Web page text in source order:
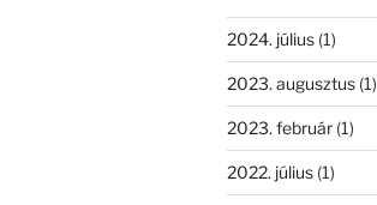
2024. július(1)
2023. augusztus(1)
2023. február(1)
2022. július(1)